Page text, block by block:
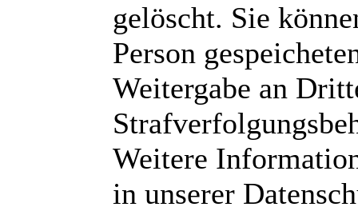
gelöscht. Sie
Person
Weitergabe an
Weitere
in unserer